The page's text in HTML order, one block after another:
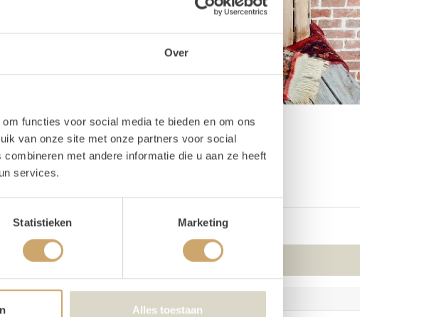
Over
functies voor social media te bieden en om ons
van onze site met onze partners voor social
met andere informatie die u aan ze heeft
services.
Statistieken Marketing
Alles toestaan